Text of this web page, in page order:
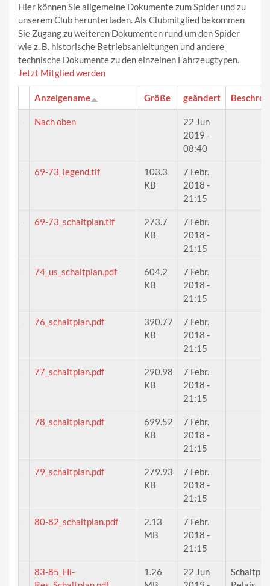
Hier können Sie allgemeine Dokumente zum Spider und zu
unserem Club herunterladen. Als Clubmitglied bekommen
Sie Zugang zu weiteren Dokumenten rund um den Spider
wie z. B. historische Betriebsanleitungen und andere
technische Dokumente zu den einzelnen Fahrzeugtypen.
Jetzt Mitglied werden
Anzeigename Größe geändert
Nach oben
22 Jun
2019 -
08:40
69-73_legend.tif
103.3
KB
7 Febr.
2018 -
21:15
69-73_schaltplan.tif
273.7
KB
7 Febr.
2018 -
21:15
74_us_schaltplan.pdf
604.2
KB
7 Febr.
2018 -
21:15
76_schaltplan.pdf
390.77
KB
7 Febr.
2018 -
21:15
77_schaltplan.pdf
290.98
KB
7 Febr.
2018 -
21:15
78_schaltplan.pdf
699.52
KB
7 Febr.
2018 -
21:15
79_schaltplan.pdf
279.93
KB
7 Febr.
2018 -
21:15
80-82_schaltplan.pdf
2.13
MB
7 Febr.
2018 -
21:15
83-85_Hi-
1.26
22 Jun